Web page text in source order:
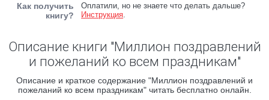
Как получить
книгу?
Оплатили, но не знаете что делать дальше?
Инструкция.
Описание книги "Миллион поздравлений
и пожеланий ко всем праздникам"
Описание и краткое содержание "Миллион поздравлений и
пожеланий ко всем праздникам" читать бесплатно онлайн.